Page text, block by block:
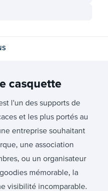
casquette
l'un des supports de
et les plus portés au
entreprise souhaitant
une association
ou un organisateur
mémorable, la
visibilité incomparable.